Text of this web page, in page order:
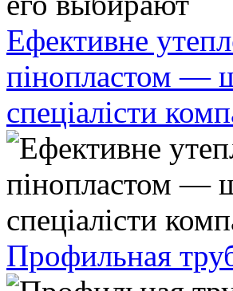
Ефективне
пінопластом —
спеціалісти
Профильная